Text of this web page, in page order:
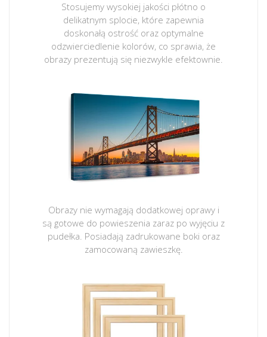
Stosujemy wysokiej jakości płótno o
delikatnym splocie, które zapewnia
doskonałą ostrość oraz optymalne
odzwierciedlenie kolorów, co sprawia, że
obrazy prezentują się niezwykle efektownie.
Obrazy nie wymagają dodatkowej oprawy i
są gotowe do powieszenia zaraz po wyjęciu z
pudełka. Posiadają zadrukowane boki oraz
zamocowaną zawieszkę.